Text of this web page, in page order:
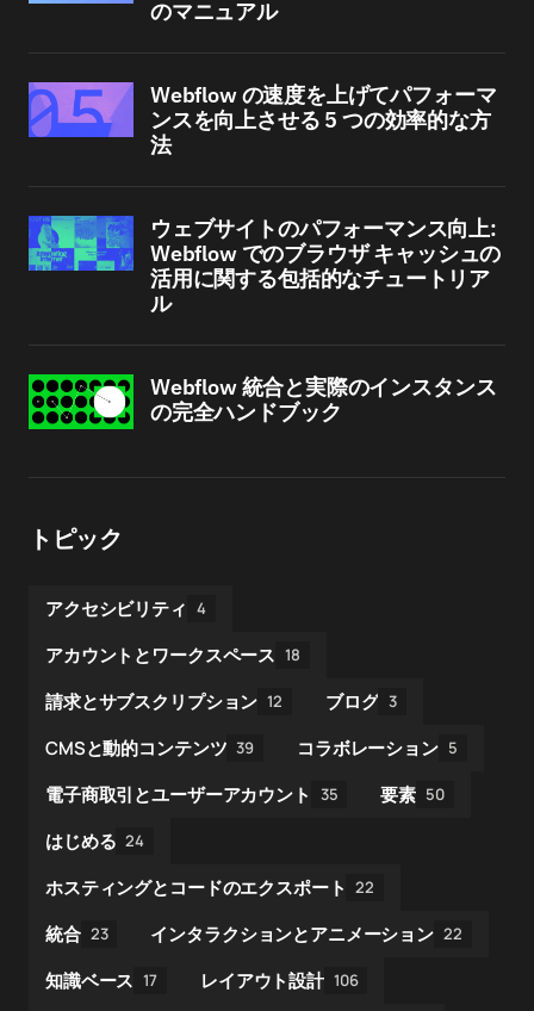
のマニュアル
Webflow の速度を上げてパフォーマ
ンスを向上させる 5 つの効率的な方
法
ウェブサイトのパフォーマンス向上:
Webflow でのブラウザ キャッシュの
活用に関する包括的なチュートリア
ル
Webflow 統合と実際のインスタンス
の完全ハンドブック
トピック
アクセシビリティ 4
アカウントとワークスペース 18
請求とサブスクリプション 12 ブログ 3
CMSと動的コンテンツ 39 コラボレーション 5
電子商取引とユーザーアカウント 35 要素 50
はじめる 24
ホスティングとコードのエクスポート 22
統合 23 インタラクションとアニメーション 22
知識ベース 17 レイアウト設計 106